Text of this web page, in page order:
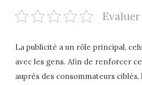
La publicité a un rôle principal,
avec les gens. Afin de renforcer
auprès des consommateurs